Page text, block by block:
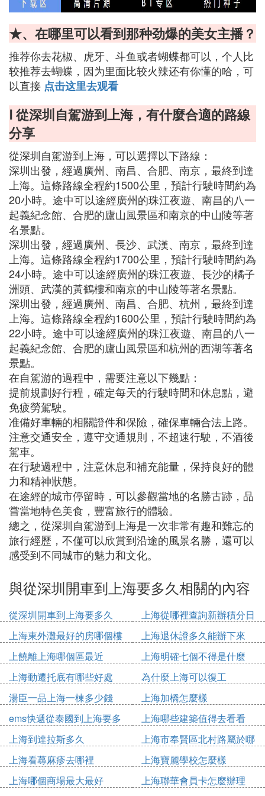
★、在哪里可以看到那种劲爆的美女主播？
推荐你去花椒、虎牙、斗鱼或者蝴蝶都可以，个人比
较推荐去蝴蝶，因为里面比较火辣还有你懂的哈，可
以直接 点击这里去观看
Ⅰ 從深圳自駕游到上海，有什麼合適的路線
分享
從深圳自駕游到上海，可以選擇以下路線：
深圳出發，經過廣州、南昌、合肥、南京，最終到達
上海。這條路線全程約1500公里，預計行駛時間約為
20小時。途中可以途經廣州的珠江夜遊、南昌的八一
起義紀念館、合肥的廬山風景區和南京的中山陵等著
名景點。
深圳出發，經過廣州、長沙、武漢、南京，最終到達
上海。這條路線全程約1700公里，預計行駛時間約為
24小時。途中可以途經廣州的珠江夜遊、長沙的橘子
洲頭、武漢的黃鶴樓和南京的中山陵等著名景點。
深圳出發，經過廣州、南昌、合肥、杭州，最終到達
上海。這條路線全程約1600公里，預計行駛時間約為
22小時。途中可以途經廣州的珠江夜遊、南昌的八一
起義紀念館、合肥的廬山風景區和杭州的西湖等著名
景點。
在自駕游的過程中，需要注意以下幾點：
提前規劃好行程，確定每天的行駛時間和休息點，避
免疲勞駕駛。
准備好車輛的相關證件和保險，確保車輛合法上路。
注意交通安全，遵守交通規則，不超速行駛，不酒後
駕車。
在行駛過程中，注意休息和補充能量，保持良好的體
力和精神狀態。
在途經的城市停留時，可以參觀當地的名勝古跡，品
嘗當地特色美食，豐富旅行的體驗。
總之，從深圳自駕游到上海是一次非常有趣和難忘的
旅行經歷，不僅可以欣賞到沿途的風景名勝，還可以
感受到不同城市的魅力和文化。
與從深圳開車到上海要多久相關的內容
從深圳開車到上海要多久
上海從哪裡查詢新辦積分日
期
上海東外灘最好的房哪個樓
上海退休證多久能辦下來
上饒離上海哪個區最近
上海明確七個不得是什麼
上海動遷托底有哪些好處
為什麼上海可以復工
湯臣一品上海一棟多少錢
上海加橋怎麼樣
ems快遞從泰國到上海要多
久
上海哪些建築值得去看看
上海到達拉斯多久
上海市奉賢區北村路屬於哪
個鎮
上海看蕁麻疹去哪裡
上海寶麗學校怎麼樣
上海哪個商場最大最好
上海聯華會員卡怎麼辦理